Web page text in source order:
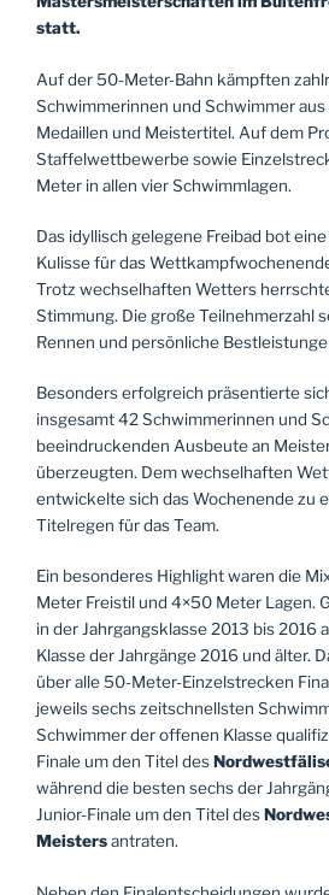
statt.
Auf der 50-Meter-Bahn kämpften
Schwimmerinnen und Schwimmer aus
Medaillen und Meistertitel. Auf dem
Staffelwettbewerbe sowie
Meter in allen vier Schwimmlagen.
Das idyllisch gelegene Freibad bot
Kulisse für das
Trotz wechselhaften Wetters
Stimmung. Die große Teilnehmerzahl
Rennen und persönliche
Besonders erfolgreich präsentierte
insgesamt 42 Schwimmerinnen und
beeindruckenden Ausbeute an
überzeugten. Dem wechselhaften
entwickelte sich das Wochenende zu
Titelregen für das Team.
Ein besonderes Highlight waren die
Meter Freistil und 4×50 Meter Lagen.
in der Jahrgangsklasse 2013 bis 2016
Klasse der Jahrgänge 2016 und älter.
über alle 50-Meter-Einzelstrecken
jeweils sechs zeitschnellsten
Schwimmer der offenen Klasse
Finale um den Titel des
während die besten sechs der
Junior-Finale um den Titel des
Meistersantraten.